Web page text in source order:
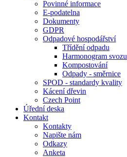
Povinné informace
E-podatelna
Dokumenty
GDPR
Odpadové hospodářství
Třídění odpadu
Harmonogram svozu
Kompostování
Odpady - směrnice
SPOD - standardy kvality
Kácení dřevin
Czech Point
Úřední deska
Kontakt
Kontakty
Napište nám
Odkazy
Anketa